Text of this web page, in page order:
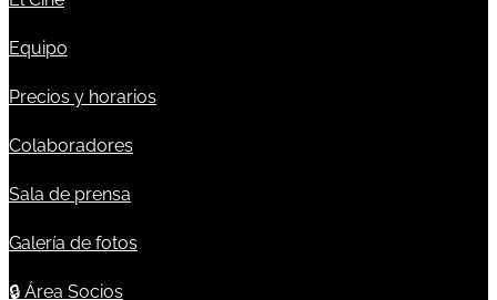
Equipo
Precios y horarios
Colaboradores
Sala de prensa
Galería de fotos
🔒 Área Socios